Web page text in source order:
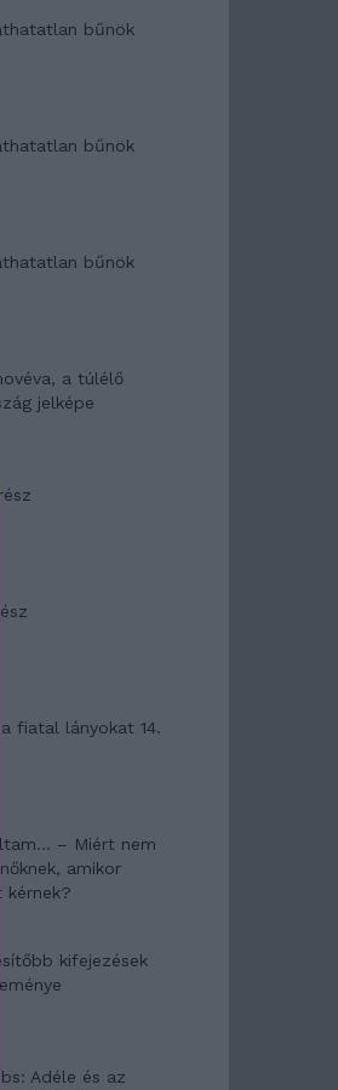
bűnök
bűnök
bűnök
a túlélő
jelképe
a fiatal lányokat 14.
– Miért nem
nőknek, amikor
kérnek?
kifejezések
Adéle és az